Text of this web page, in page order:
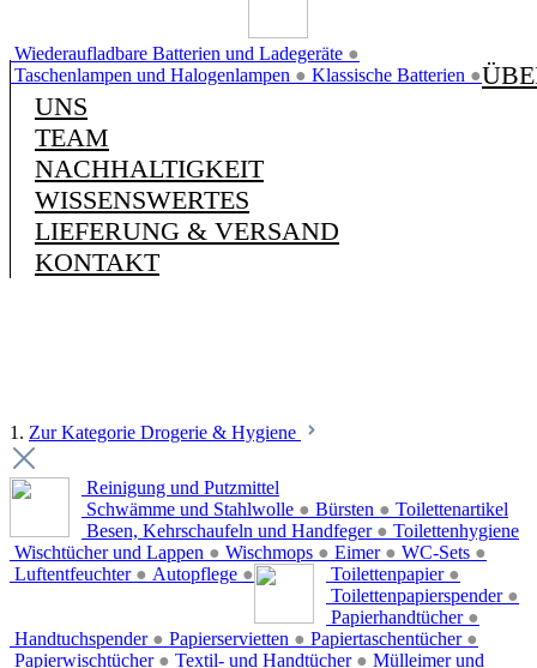
Wiederaufladbare Batterien und Ladegeräte ●
Taschenlampen und Halogenlampen ● Klassische Batterien ●
UNS
TEAM
NACHHALTIGKEIT
WISSENSWERTES
LIEFERUNG & VERSAND
KONTAKT
1. Zur Kategorie Drogerie & Hygiene
Reinigung und Putzmittel
Schwämme und Stahlwolle ● Bürsten ●
Besen, Kehrschaufeln und Handfeger ●
Wischtücher und Lappen ● Wischmops ● Eimer ● WC-Sets ●
Luftentfeuchter ● Autopflege ●
Toilettenartikel
Toilettenpapier ●
Toilettenpapierspender ●
Papierhandtücher ●
Handtuchspender ● Papierservietten ● Papiertaschentücher ●
Papierwischtücher ● Textil- und Handtücher ●
Toilettenhygiene
Mülleimer und